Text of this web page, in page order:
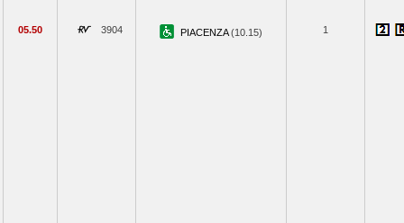
05.50 3904 PIACENZA(10.15) 1